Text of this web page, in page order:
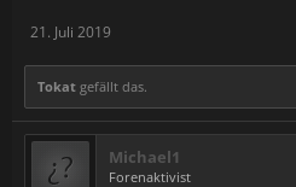
21. Juli 2019
Tokat gefällt das.
Michael1
Forenaktivist